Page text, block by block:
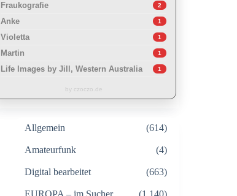
Fraukografie 2
Anke 1
Violetta 1
Martin 1
Life Images by Jill, Western Australia 1
by czoczo.de
Allgemein (614)
Amateurfunk (4)
Digital bearbeitet (663)
EUROPA – im Sucher (1.140)